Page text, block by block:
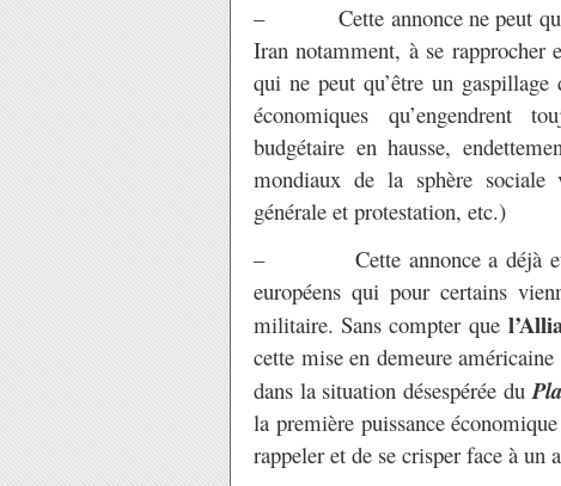
– Cette annonce ne peut
Iran notamment, à se rapprocher
qui ne peut qu’être un gaspillage
économiques qu’engendrent
budgétaire en hausse,
mondiaux de la sphère
générale et protestation, etc.)
– Cette annonce a déjà eu
européens qui pour certains
militaire. Sans compter que
cette mise en demeure
dans la situation désespérée du
la première puissance
rappeler et de se crisper face à un